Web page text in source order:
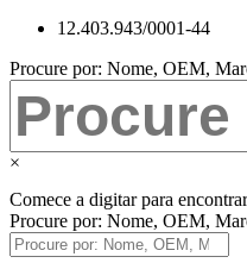
12.403.943/0001-44
Procure por: Nome, OEM,
×
Comece a digitar para
Procure por: Nome, OEM,